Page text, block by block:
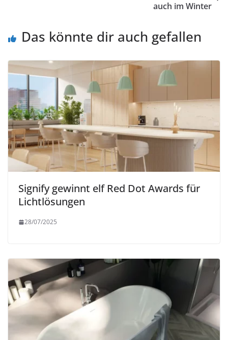
auch im Winter
Das könnte dir auch gefallen
Signify gewinnt elf Red Dot Awards für
Lichtlösungen
28/07/2025